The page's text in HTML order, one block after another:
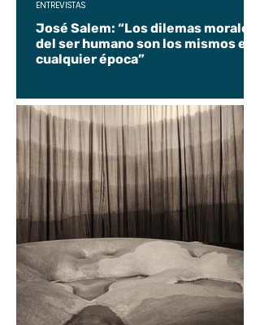
José Salem: “Los dilemas morales
del ser humano son los mismos en
cualquier época”
ENTREVISTAS